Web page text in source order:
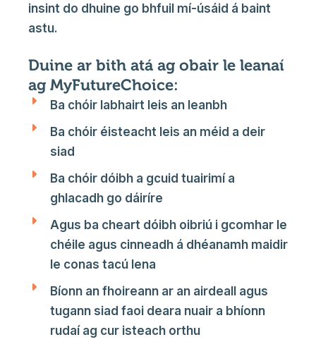
insint do dhuine go bhfuil mí-úsáid á baint
astu.
Duine ar bith atá ag obair le leanaí
ag MyFutureChoice:
Ba chóir labhairt leis an leanbh
Ba chóir éisteacht leis an méid a deir
siad
Ba chóir dóibh a gcuid tuairimí a
ghlacadh go dáiríre
Agus ba cheart dóibh oibriú i gcomhar le
chéile agus cinneadh á dhéanamh maidir
le conas tacú lena
Bíonn an fhoireann ar an airdeall agus
tugann siad faoi deara nuair a bhíonn
rudaí ag cur isteach orthu